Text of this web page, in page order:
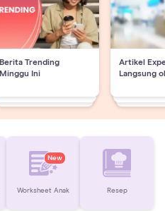
Berita Trending
Minggu Ini
Artikel
Langsung
New
Worksheet Anak Resep